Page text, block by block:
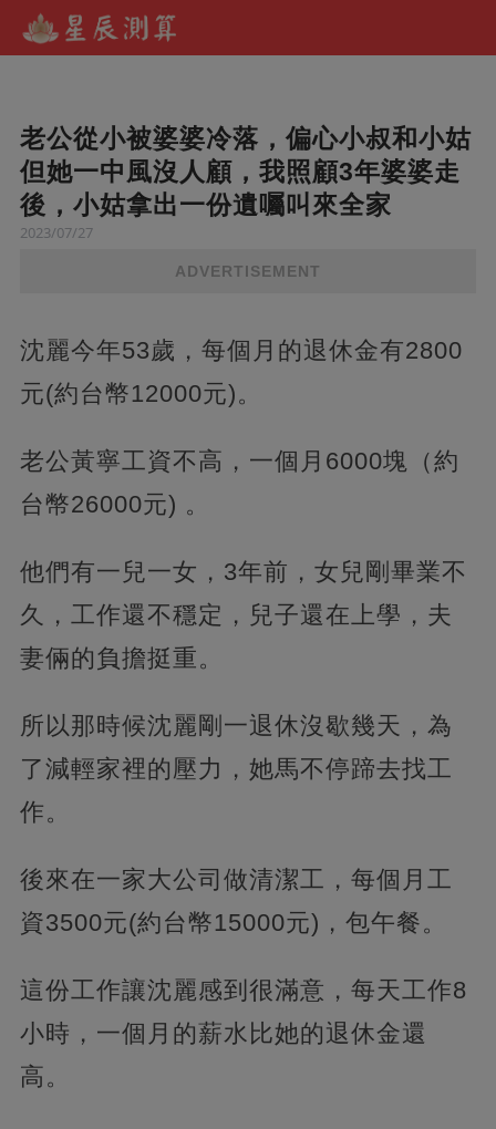
老公從小被婆婆冷落，偏心小叔和小姑
但她一中風沒人顧，我照顧3年婆婆走
後，小姑拿出一份遺囑叫來全家
2023/07/27
ADVERTISEMENT
沈麗今年53歲，每個月的退休金有2800
元(約台幣12000元)。
老公黃寧工資不高，一個月6000塊（約
台幣26000元) 。
他們有一兒一女，3年前，女兒剛畢業不
久，工作還不穩定，兒子還在上學，夫
妻倆的負擔挺重。
所以那時候沈麗剛一退休沒歇幾天，為
了減輕家裡的壓力，她馬不停蹄去找工
作。
後來在一家大公司做清潔工，每個月工
資3500元(約台幣15000元)，包午餐。
這份工作讓沈麗感到很滿意，每天工作8
小時，一個月的薪水比她的退休金還
高。